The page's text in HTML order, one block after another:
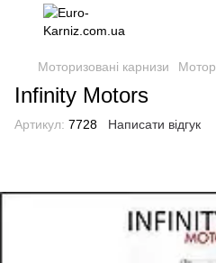
Моторизовані карнизи
Infinity Motors
Артикул: 7728 Написати відгук